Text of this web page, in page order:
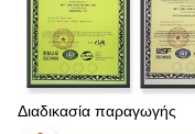
Διαδικασία παραγωγής